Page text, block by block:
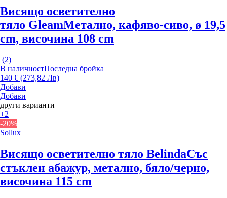
Висящо осветително
тяло GleamМетално, кафяво-сиво, ø 19,5
cm, височина 108 cm
(2)
В наличностПоследна бройка
140 € (273,82 Лв)
Добави
Добави
други варианти
+2
-20%
Sollux
Висящо осветително тяло BelindaСъс
стъклен абажур, метално, бяло/черно,
височина 115 cm